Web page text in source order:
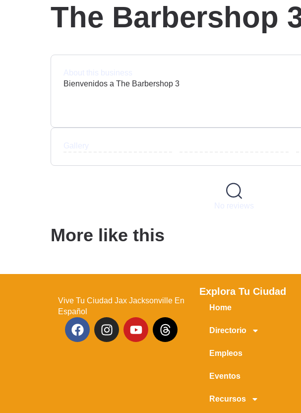
The Barbershop
About this business
Bienvenidos a The Barbershop 3
Gallery
No reviews
More like this
Vive Tu Ciudad Jax Jacksonville En
Español
Explora Tu Ciudad
Home
Directorio
Empleos
Eventos
Recursos